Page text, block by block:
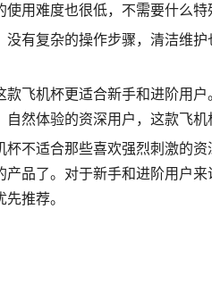
用难度也很低，不需要什么特
没有复杂的操作步骤，清洁维
款飞机杯更适合新手和进阶用
然体验的资深用户，这款飞机
杯不适合那些喜欢强烈刺激的
品了。对于新手和进阶用户
推荐。